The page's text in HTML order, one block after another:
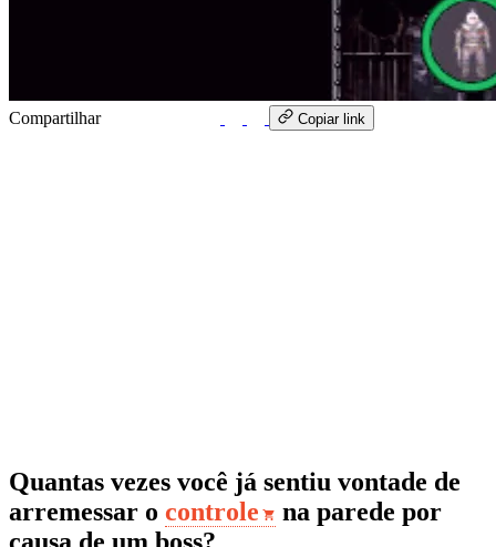
Compartilhar Copiar link
Quantas vezes você já sentiu vontade de
arremessar o controle
na parede por
causa de um boss?